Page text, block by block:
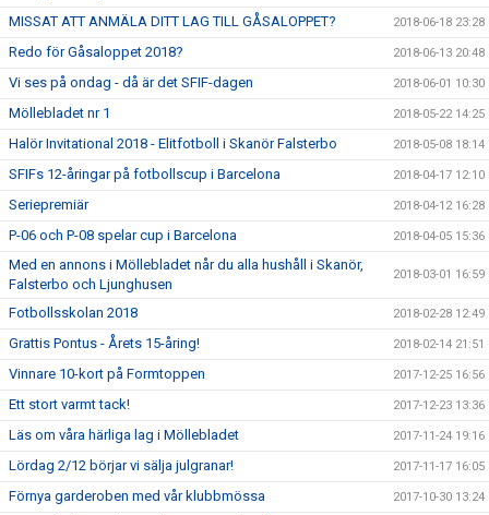
MISSAT ATT ANMÄLA DITT LAG TILL GÅSALOPPET? 2018-06-18 23:28
Redo för Gåsaloppet 2018? 2018-06-13 20:48
Vi ses på ondag - då är det SFIF-dagen 2018-06-01 10:30
Möllebladet nr 1 2018-05-22 14:25
Halör Invitational 2018 - Elitfotboll i Skanör Falsterbo 2018-05-08 18:14
SFIFs 12-åringar på fotbollscup i Barcelona 2018-04-17 12:10
Seriepremiär 2018-04-12 16:28
P-06 och P-08 spelar cup i Barcelona 2018-04-05 15:36
Med en annons i Möllebladet når du alla hushåll i Skanör,
Falsterbo och Ljunghusen
2018-03-01 16:59
Fotbollsskolan 2018 2018-02-28 12:49
Grattis Pontus - Årets 15-åring! 2018-02-14 21:51
Vinnare 10-kort på Formtoppen 2017-12-25 16:56
Ett stort varmt tack! 2017-12-23 13:36
Läs om våra härliga lag i Möllebladet 2017-11-24 19:16
Lördag 2/12 börjar vi sälja julgranar! 2017-11-17 16:05
Förnya garderoben med vår klubbmössa 2017-10-30 13:24